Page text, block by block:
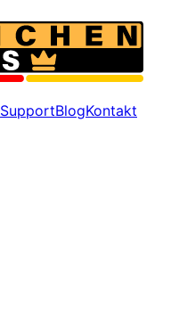
SupportBlogKontakt